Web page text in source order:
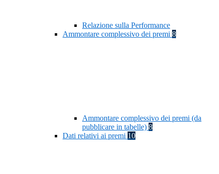
Relazione sulla Performance
Ammontare complessivo dei premi 8
Ammontare complessivo dei premi (da
pubblicare in tabelle) 8
Dati relativi ai premi 10